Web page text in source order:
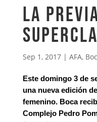
La
Sep 1, 2017| AFA,
Este domingo 3 de
una nueva edición
femenino. Boca
Complejo Pedro